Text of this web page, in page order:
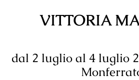
VITTORIA
dal 2 luglio al 4 luglio